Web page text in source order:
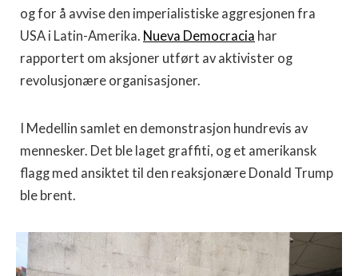
og for å avvise den imperialistiske aggresjonen fra
USA i Latin-Amerika. Nueva Democracia har
rapportert om aksjoner utført av aktivister og
revolusjonære organisasjoner.
I Medellin samlet en demonstrasjon hundrevis av
mennesker. Det ble laget graffiti, og et amerikansk
flagg med ansiktet til den reaksjonære Donald Trump
ble brent.